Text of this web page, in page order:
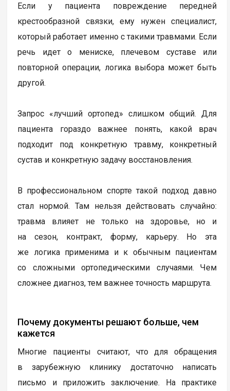
Если у пациента повреждение передней
крестообразной связки, ему нужен специалист,
который работает именно с такими травмами. Если
речь идет о мениске, плечевом суставе или
повторной операции, логика выбора может быть
другой.
Запрос «лучший ортопед» слишком общий. Для
пациента гораздо важнее понять, какой врач
подходит под конкретную травму, конкретный
сустав и конкретную задачу восстановления.
В профессиональном спорте такой подход давно
стал нормой. Там нельзя действовать случайно:
травма влияет не только на здоровье, но и
на сезон, контракт, форму, карьеру. Но эта
же логика применима и к обычным пациентам
со сложными ортопедическими случаями. Чем
сложнее диагноз, тем важнее точность маршрута.
Почему документы решают больше, чем
кажется
Многие пациенты считают, что для обращения
в зарубежную клинику достаточно написать
письмо и приложить заключение. На практике